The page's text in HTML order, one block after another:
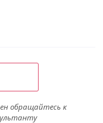
обращайтесь к